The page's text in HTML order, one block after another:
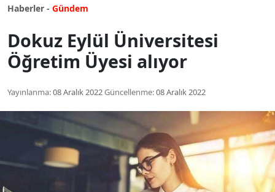
Haberler - Gündem
Dokuz Eylül Üniversitesi
Öğretim Üyesi alıyor
Yayınlanma:08 Aralık 2022Güncellenme:08 Aralık 2022